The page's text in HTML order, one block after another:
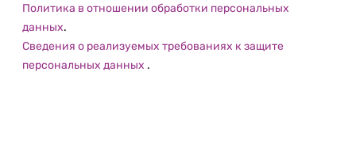
Политика в отношении обработки персональных
данных.
Сведения о реализуемых требованиях к защите
персональных данных .